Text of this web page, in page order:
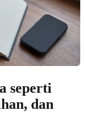
seperti
dan